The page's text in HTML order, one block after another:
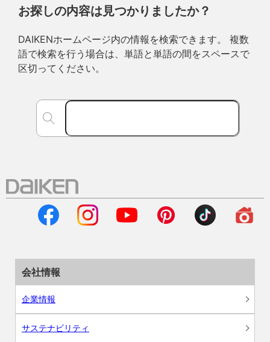
お探しの内容は見つかりましたか？
DAIKENホームページ内の情報を検索できます。 複数
語で検索を行う場合は、単語と単語の間をスペースで
区切ってください。
会社情報
企業情報
サステナビリティ